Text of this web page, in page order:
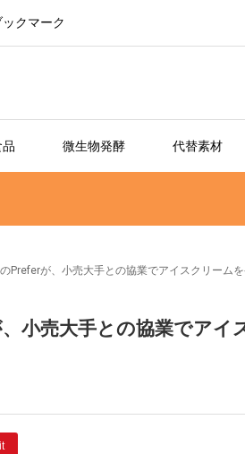
ックマーク
微生物発酵 代替素材
Preferが、小売大手との協業でアイスクリーム
小売大手との協業でアイ